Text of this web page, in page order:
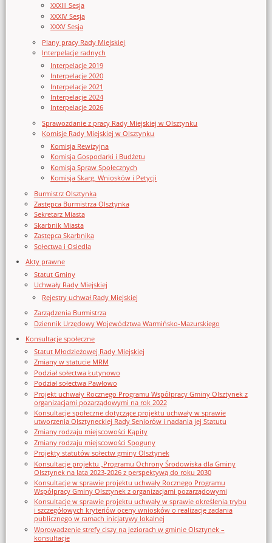
XXXIII Sesja
XXXIV Sesja
XXXV Sesja
Plany pracy Rady Miejskiej
Interpelacje radnych
Interpelacje 2019
Interpelacje 2020
Interpelacje 2021
Interpelacje 2024
Interpelacje 2026
Sprawozdanie z pracy Rady Miejskiej w Olsztynku
Komisje Rady Miejskiej w Olsztynku
Komisja Rewizyjna
Komisja Gospodarki i Budżetu
Komisja Spraw Społecznych
Komisja Skarg, Wniosków i Petycji
Burmistrz Olsztynka
Zastępca Burmistrza Olsztynka
Sekretarz Miasta
Skarbnik Miasta
Zastępca Skarbnika
Sołectwa i Osiedla
Akty prawne
Statut Gminy
Uchwały Rady Miejskiej
Rejestry uchwał Rady Miejskiej
Zarządzenia Burmistrza
Dziennik Urzędowy Województwa Warmińsko-Mazurskiego
Konsultacje społeczne
Statut Młodzieżowej Rady Miejskiej
Zmiany w statucie MRM
Podział sołectwa Łutynowo
Podział sołectwa Pawłowo
Projekt uchwały Rocznego Programu Współpracy Gminy Olsztynek z
organizacjami pozarządowymi na rok 2022
Konsultacje społeczne dotyczące projektu uchwały w sprawie
utworzenia Olsztyneckiej Rady Seniorów i nadania jej Statutu
Zmiany rodzaju miejscowości Kąpity
Zmiany rodzaju miejscowości Spoguny
Projekty statutów sołectw gminy Olsztynek
Konsultacje projektu „Programu Ochrony Środowiska dla Gminy
Olsztynek na lata 2023-2026 z perspektywą do roku 2030
Konsultacje w sprawie projektu uchwały Rocznego Programu
Współpracy Gminy Olsztynek z organizacjami pozarządowymi
Konsultacje w sprawie projektu uchwały w sprawie określenia trybu
i szczegółowych kryteriów oceny wniosków o realizację zadania
publicznego w ramach inicjatywy lokalnej
Wprowadzenie strefy ciszy na jeziorach w gminie Olsztynek –
konsultacje